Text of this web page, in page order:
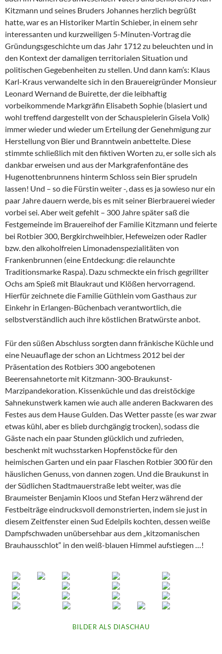
Kitzmann und seines Bruders Johannes herzlich begrüßt
hatte, war es an Historiker Martin Schieber, in einem sehr
interessanten und kurzweiligen 5-Minuten-Vortrag die
Gründungsgeschichte um das Jahr 1712 zu beleuchten und in
den Kontext der damaligen territorialen Situation und
politischen Gegebenheiten zu stellen. Und dann kam’s: Klaus
Karl-Kraus verwandelte sich in den Brauereigründer Monsieur
Leonard Wernand de Buirette, der die leibhaftig
vorbeikommende Markgräfin Elisabeth Sophie (blasiert und
wohl treffend dargestellt von der Schauspielerin Gisela Volk)
immer wieder und wieder um Erteilung der Genehmigung zur
Herstellung von Bier und Branntwein anbettelte. Diese
stimmte schließlich mit den fiktiven Worten zu, er solle sich als
dankbar erweisen und aus der Markgrafenfontäne des
Hugenottenbrunnens hinterm Schloss sein Bier sprudeln
lassen! Und – so die Fürstin weiter -, dass es ja sowieso nur ein
paar Jahre dauern werde, bis es mit seiner Bierbrauerei wieder
vorbei sei. Aber weit gefehlt – 300 Jahre später saß die
Festgemeinde im Brauereihof der Familie Kitzmann und feierte
bei Rotbier 300, Bergkirchweihbier, Hefeweizen oder Radler
bzw. den alkoholfreien Limonadenspezialitäten von
Frankenbrunnen (eine Entdeckung: die relaunchte
Traditionsmarke Raspa). Dazu schmeckte ein frisch gegrillter
Ochs am Spieß mit Blaukraut und Klößen hervorragend.
Hierfür zeichnete die Familie Güthlein vom Gasthaus zur
Einkehr in Erlangen-Büchenbach verantwortlich, die
selbstverständlich auch ihre köstlichen Bratwürste anbot.
Für den süßen Abschluss sorgten dann fränkische Küchle und
eine Neuauflage der schon an Lichtmess 2012 bei der
Präsentation des Rotbiers 300 angebotenen
Beerensahnetorte mit Kitzmann-300-Braukunst-
Marzipandekoration. Kissenküchle und das dreistöckige
Sahnekunstwerk kamen wie auch alle anderen Backwaren des
Festes aus dem Hause Gulden. Das Wetter passte (es war zwar
etwas kühl, aber es blieb durchgängig trocken), sodass die
Gäste nach ein paar Stunden glücklich und zufrieden,
beschenkt mit wuchsstarken Hopfenstöcke für den
heimischen Garten und ein paar Flaschen Rotbier 300 für den
häuslichen Genuss, von dannen zogen. Und die Braukunst in
der Südlichen Stadtmauerstraße lebt weiter, was die
Braumeister Benjamin Kloos und Stefan Herz während der
Festbeiträge eindrucksvoll demonstrierten, indem sie just in
diesem Zeitfenster einen Sud Edelpils kochten, dessen weiße
Dampfschwaden unübersehbar aus dem „kitzomanischen
Brauhausschlot“ in den weiß-blauen Himmel aufstiegen …!
BILDER ALS DIASCHAU